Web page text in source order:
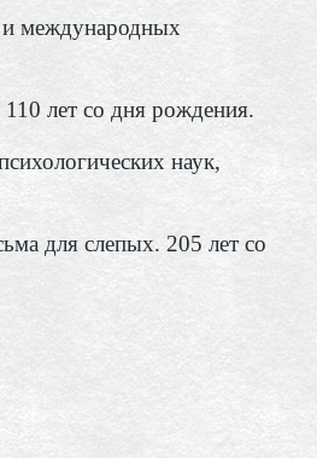
и международных
лет со дня рождения.
наук,
для слепых. 205 лет со